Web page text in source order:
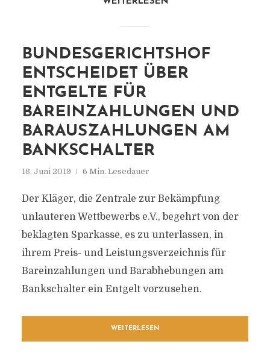
BUNDESGERICHTSHOF
ENTSCHEIDET ÜBER
ENTGELTE FÜR
BAREINZAHLUNGEN UND
BARAUSZAHLUNGEN AM
BANKSCHALTER
18. Juni 2019 6 Min. Lesedauer
Der Kläger, die Zentrale zur Bekämpfung
unlauteren Wettbewerbs e.V., begehrt von der
beklagten Sparkasse, es zu unterlassen, in
ihrem Preis- und Leistungsverzeichnis für
Bareinzahlungen und Barabhebungen am
Bankschalter ein Entgelt vorzusehen.
WEITERLESEN